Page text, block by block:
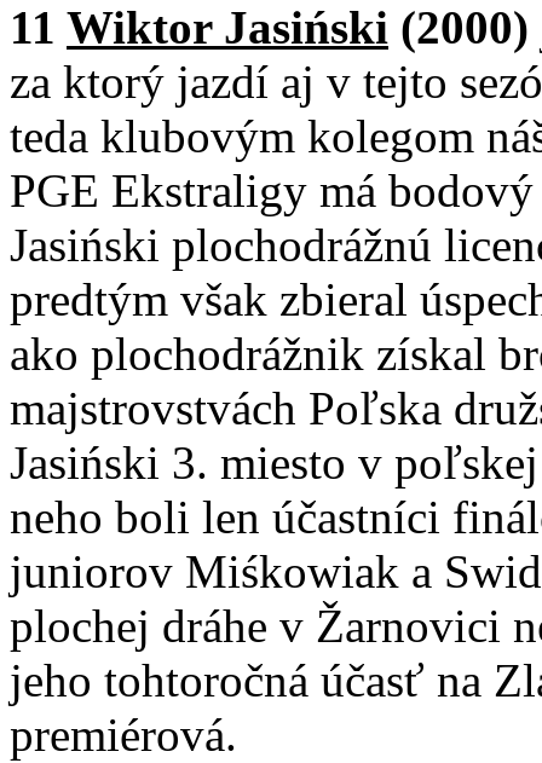
11 Wiktor Jasiński (2000)
za ktorý jazdí aj v tejto
teda klubovým kolegom
PGE Ekstraligy má
Jasiński plochodrážnú
predtým však zbieral
ako plochodrážnik získal
majstrovstvách Poľska
Jasiński 3. miesto v
neho boli len účastníci
juniorov Miśkowiak a
plochej dráhe v Žarnovici
jeho tohtoročná účasť na
premiérová.